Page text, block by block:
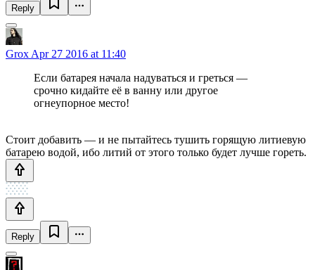
Reply
Grox Apr 27 2016 at 11:40
Если батарея начала надуваться и греться —
срочно кидайте её в ванну или другое
огнеупорное место!
Стоит добавить — и не пытайтесь тушить горящую литиевую
батарею водой, ибо литий от этого только будет лучше гореть.
Reply